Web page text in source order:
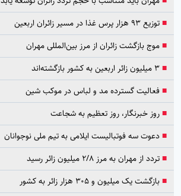
■توزیع ۹۳ هزار پرس غذا در مسیر زائران اربعین
■موج بازگشت زائران از مرز بین‌المللی مهران
■۳ میلیون زائر اربعین به کشور بازگشته‌اند
■فعالیت گسترده مد و لباس در موکب شین
■روز خبرنگار، روز تعظیم به شجاعت
■دعوت سه فوتبالیست ایلامی به تیم ملی نوجوانان
■تردد از مهران به مرز ۲/۸ میلیون زائر رسید
■بازگشت یک میلیون و ۳۰۵ هزار زائر به کشور